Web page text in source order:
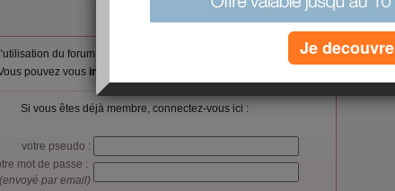
du forum sont réservés aux membres d'Aujourdhui.com.
pouvez vous inscrire gratuitement
Si vous êtes déjà membre, connectez-vous ici :
votre pseudo :
mot de passe :
(envoyé par email)
Je decouvre